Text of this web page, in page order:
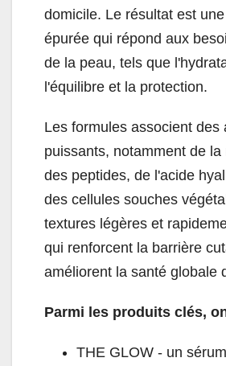
domicile. Le résultat est
épurée qui répond aux
de la peau, tels que
l'équilibre et la protection.
Les formules associent des
puissants, notamment de la
des peptides, de l'acide
des cellules souches
textures légères et
qui renforcent la barrière
améliorent la santé globale
Parmi les produits clés,
THE GLOW - un